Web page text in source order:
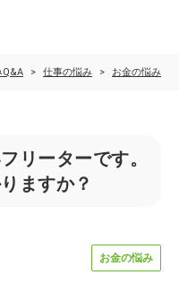
Q&A 仕事の悩み お金の悩み
リーターです。
ますか？
お金の悩み